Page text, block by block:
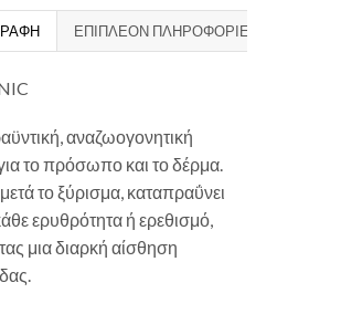
ΕΠΙΠΛΈΟΝ ΠΛΗΡΟΦΟΡΊΕΣ
αναζωογονητική
το πρόσωπο και το δέρμα.
μετά το ξύρισμα, καταπραΰνει
ερυθρότητα ή ερεθισμό,
μια διαρκή αίσθηση